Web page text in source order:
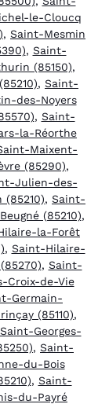
le-Cloucq
, Saint-Mesmin
, Saint-
(85150),
, Saint-
des-Noyers
, Saint-
la-Réorthe
Maixent-
(85290),
Julien-des-
, Saint-
(85210),
la-Forêt
, Saint-Hilaire-
, Saint-
Croix-de-Vie
Germain-
(85110),
Saint-Georges-
, Saint-
du-Bois
, Saint-
du-Payré